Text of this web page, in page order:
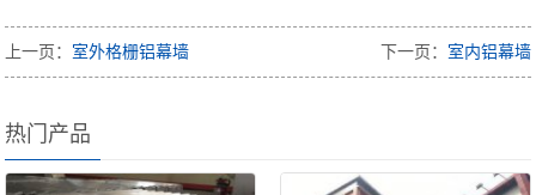
上一页： 室外格栅铝幕墙 下一页： 室内铝幕墙
热门产品